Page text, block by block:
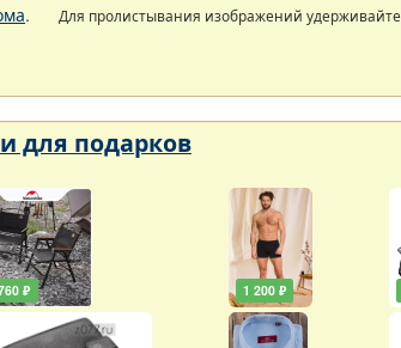
. Для пролистывания изображений удерживайте
для подарков
₽ 1 200 ₽